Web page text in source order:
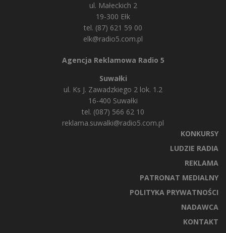
ul. Małeckich 2
19-300 Ełk
tel. (87) 621 59 00
elk@radio5.com.pl
Agencja Reklamowa Radio 5
Suwałki
ul. Ks J. Zawadzkiego 2 lok. 1.2
16-400 Suwałki
tel. (087) 566 62 10
reklama.suwalki@radio5.com.pl
KONKURSY
LUDZIE RADIA
REKLAMA
PATRONAT MEDIALNY
POLITYKA PRYWATNOŚCI
NADAWCA
KONTAKT